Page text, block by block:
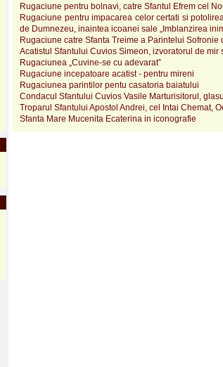
Rugaciune pentru bolnavi, catre Sfantul Efrem cel
Rugaciune pentru impacarea celor certati si
de Dumnezeu, inaintea icoanei sale „Imblanzirea
Rugaciune catre Sfanta Treime a Parintelui Sofronie
Acatistul Sfantului Cuvios Simeon, izvoratorul de mir
Rugaciunea „Cuvine-se cu adevarat”
Rugaciune incepatoare acatist - pentru mireni
Rugaciunea parintilor pentu casatoria baiatului
Condacul Sfantului Cuvios Vasile Marturisitorul,
Troparul Sfantului Apostol Andrei, cel Intai Chemat,
Sfanta Mare Mucenita Ecaterina in iconografie